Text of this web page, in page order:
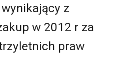
z
w 2012 r za
praw